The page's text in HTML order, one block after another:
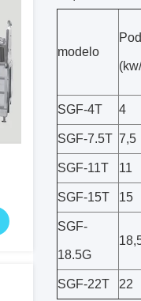
modelo
SGF-4T 4
SGF-7.5T 7,5
SGF-11T 11
SGF-15T 15
SGF-
18.5G
SGF-22T 22